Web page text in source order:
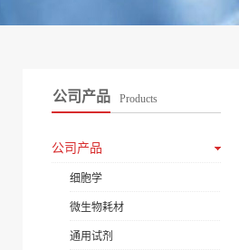
公司产品 Products
公司产品
细胞学
微生物耗材
通用试剂